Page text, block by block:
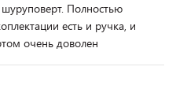
Полностью
есть и ручка, и
очень доволен